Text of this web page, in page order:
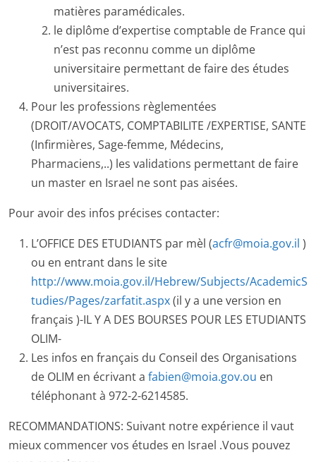
matières paramédicales.
le diplôme d’expertise comptable de France qui
n’est pas reconnu comme un diplôme
universitaire permettant de faire des études
universitaires.
Pour les professions règlementées
(DROIT/AVOCATS, COMPTABILITE /EXPERTISE, SANTE
(Infirmières, Sage-femme, Médecins,
Pharmaciens,..) les validations permettant de faire
un master en Israel ne sont pas aisées.
Pour avoir des infos précises contacter:
L’OFFICE DES ETUDIANTS par mèl (acfr@moia.gov.il )
ou en entrant dans le site
http://www.moia.gov.il/Hebrew/Subjects/AcademicS
tudies/Pages/zarfatit.aspx(il y a une version en
français )-IL Y A DES BOURSES POUR LES ETUDIANTS
OLIM-
Les infos en français du Conseil des Organisations
de OLIM en écrivant a fabien@moia.gov.ou en
téléphonant à 972-2-6214585.
RECOMMANDATIONS: Suivant notre expérience il vaut
mieux commencer vos études en Israel .Vous pouvez